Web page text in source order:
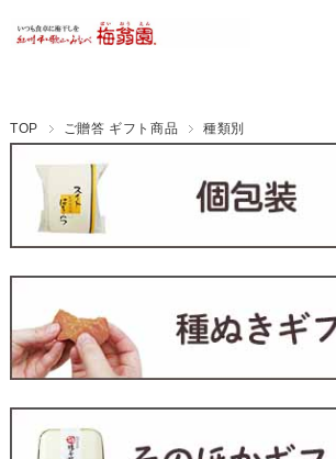
TOP ご贈答 ギフト商品 種類別